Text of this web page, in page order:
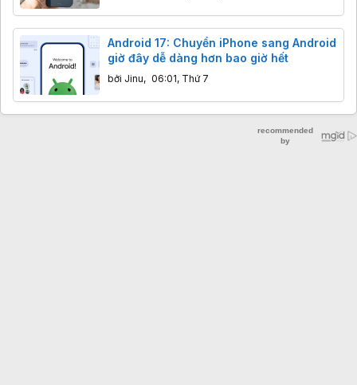
Android 17: Chuyển iPhone sang Android
giờ đây dễ dàng hơn bao giờ hết
bởi Jinu, 06:01, Thứ 7